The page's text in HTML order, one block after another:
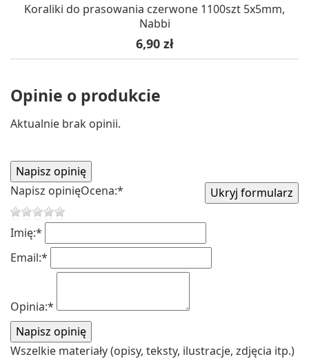
Koraliki do prasowania czerwone 1100szt 5x5mm,
Nabbi
Cena
6,90 zł
Opinie o produkcie
Aktualnie brak opinii.
Napisz opinięOcena:*
Imię:*
Email:*
Opinia:*
Wszelkie materiały (opisy, teksty, ilustracje, zdjęcia itp.)